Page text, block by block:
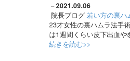
－2021.09.06
院長ブログ 若い方の裏ハ
23才女性の裏ハムラ法手
は1週間くらい皮下出血や
続きを読む>>